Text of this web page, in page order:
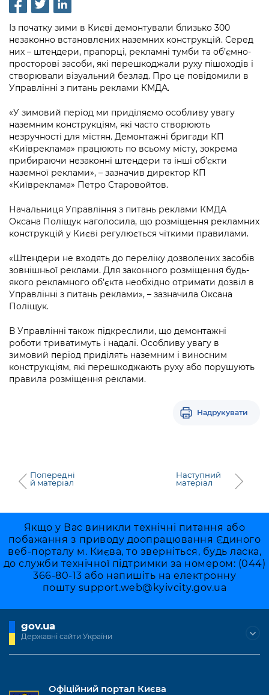
Рішення та розпорядження
Проєкти розпоряджень, що
перебувають на погодженні КМВА
Рішення Київради
Контактна інформація
Графік роботи та прийому громадян
Вакансії
Статистика
Регуляторна діяльність
Підприємства, установи, організації
Kyiv International Relations
Гендерна політика
Безбар'єрність
Освіта та навчальні заклади
Дороги, транспорт та парковки
Навколишнє середовище міста
Містобудування та земельні ділянки
Культура, спорт, дозвілля
Бізнес та ліцензування
Фінанси та бюджет
Безпека та правопорядок
Ритуальні послуги
Іноземцям / For foreigners
Пам'ятки культурної спадщини
Портал Захисників та Захисниць
Безбар'єрність
Портал послуг
Міський застосунок Київ Цифровий
Громадська експертиза
Громадський бюджет
Консультації з громадськістю
Громадська рада
Петиції
Відкритий бюджет
Контактний центр
Допомога учасникам АТО
Рада з питань внутрішньо переміщених
осіб при Київській міській військовій
адміністрації
«Ініціатива «Партнерство «Відкритий
Уряд» – місцевий рівень»
Важливе під час воєнного стану
Інформація з обмеженим доступом
Подати запит онлайн
Проекти нормативно-правових та
інших актів
Нормативна база
Питання і відповіді про публічну
інформацію
Порядок оскарження рішень, дій чи
бездіяльності розпорядників інформації
Звіти про опрацювання запитів на
публічну інформацію
Інформація для споживачів
Про відкриті дані
Портал даних Києва
Публічні дашборди
Медіагалерея
Підписатися на новини та анонси від
КМДА / Subscribe to announcements
from the KCSA
Порядок акредитації медіа /
Подати журналістський запит /
Submitting a media request
Зйомки в лікарнях в умовах воєнного
стану / Rules for media coverage of
Контакти для медіа / Contacts for mass
media
Портал Послуг
Із початку зими в Києві демонтували близько 300
незаконно встановлених наземних конструкцій. Серед
них – штендери, прапорці, рекламні тумби та об’ємно-
просторові засоби, які перешкоджали руху пішоходів і
створювали візуальний безлад. Про це повідомили в
Управлінні з питань реклами КМДА.
«У зимовий період ми приділяємо особливу увагу
наземним конструкціям, які часто створюють
незручності для містян. Демонтажні бригади КП
«Київреклама» працюють по всьому місту, зокрема
прибираючи незаконні штендери та інші об’єкти
наземної реклами», – зазначив директор КП
«Київреклама» Петро Старовойтов.
Начальниця Управління з питань реклами КМДА
Оксана Поліщук наголосила, що розміщення рекламних
конструкцій у Києві регулюється чіткими правилами.
«Штендери не входять до переліку дозволених засобів
зовнішньої реклами. Для законного розміщення будь-
якого рекламного об’єкта необхідно отримати дозвіл в
Управлінні з питань реклами», – зазначила Оксана
Поліщук.
В Управлінні також підкреслили, що демонтажні
роботи триватимуть і надалі. Особливу увагу в
зимовий період приділять наземним і виносним
конструкціям, які перешкоджають руху або порушують
правила розміщення реклами.
Надрукувати
Попередні
й матеріал
Наступний
матеріал
Якщо у Вас виникли технічні питання або
побажання з приводу доопрацювання Єдиного
веб-порталу м. Києва, то зверніться, будь ласка,
до служби технічної підтримки за номером: (044)
366-80-13 або напишіть на електронну
пошту support.web@kyivcity.gov.ua
gov.ua
Державні сайти України
Офіційний портал Києва